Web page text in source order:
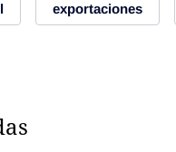
exportaciones